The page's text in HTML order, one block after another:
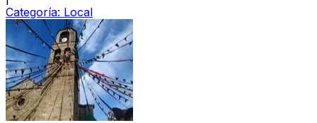
Categoría: Local